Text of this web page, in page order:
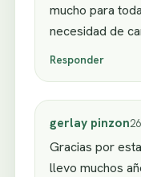
mucho para
necesidad de
Responder
gerlay pinzon
Gracias por
llevo muchos